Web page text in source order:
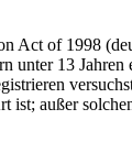
Act of 1998
13
außer